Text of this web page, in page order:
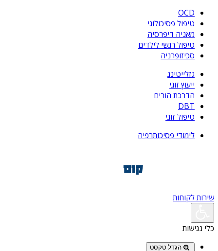
OCD
טיפול פסיכולוגי
מאניה דיפרסיה
טיפול רגשי לילדים
סכיזופרניה
גזלייטינג
ייעוץ זוגי
הדרכת הורים
DBT
טיפול זוגי
לימודי פסיכותרפיה
שירות לקוחות
כלי נגישות
הגדל טקסט